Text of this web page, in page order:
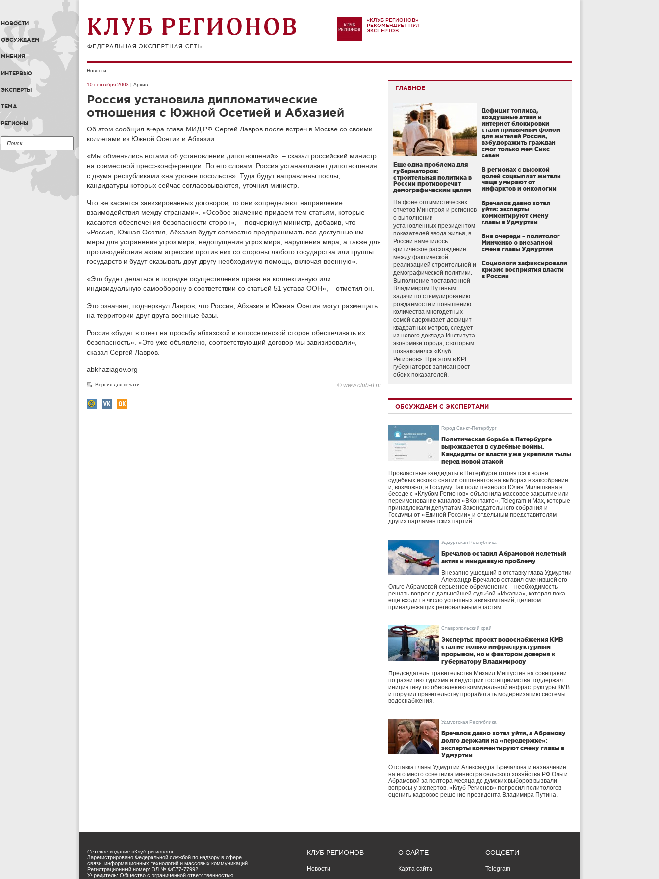
НОВОСТИ
ОБСУЖДАЕМ
МНЕНИЯ
ИНТЕРВЬЮ
ЭКСПЕРТЫ
ТЕМА
РЕГИОНЫ
«КЛУБ РЕГИОНОВ»
РЕКОМЕНДУЕТ ПУЛ
ЭКСПЕРТОВ
Новости
10 сентября 2008 | Архив
Россия установила дипломатические
отношения с Южной Осетией и Абхазией
Об этом сообщил вчера глава МИД РФ Сергей Лавров после встреч в Москве со своими
коллегами из Южной Осетии и Абхазии.
«Мы обменялись нотами об установлении дипотношений», – сказал российский министр
на совместной пресс-конференции. По его словам, Россия устанавливает дипотношения
с двумя республиками «на уровне посольств». Туда будут направлены послы,
кандидатуры которых сейчас согласовываются, уточнил министр.
Что же касается завизированных договоров, то они «определяют направление
взаимодействия между странами». «Особое значение придаем тем статьям, которые
касаются обеспечения безопасности сторон», – подчеркнул министр, добавив, что
«Россия, Южная Осетия, Абхазия будут совместно предпринимать все доступные им
меры для устранения угроз мира, недопущения угроз мира, нарушения мира, а также для
противодействия актам агрессии против них со стороны любого государства или группы
государств и будут оказывать друг другу необходимую помощь, включая военную».
«Это будет делаться в порядке осуществления права на коллективную или
индивидуальную самооборону в соответствии со статьей 51 устава ООН», – отметил он.
Это означает, подчеркнул Лавров, что Россия, Абхазия и Южная Осетия могут размещать
на территории друг друга военные базы.
Россия «будет в ответ на просьбу абхазской и югоосетинской сторон обеспечивать их
безопасность». «Это уже объявлено, соответствующий договор мы завизировали», –
сказал Сергей Лавров.
abkhaziagov.org
Версия для печати © www.club-rf.ru
ГЛАВНОЕ
Еще одна проблема для
губернаторов:
строительная политика в
России противоречит
демографическим целям
На фоне оптимистических
отчетов Минстроя и регионов
о выполнении
установленных президентом
показателей ввода жилья, в
России наметилось
критическое расхождение
между фактической
реализацией строительной и
демографической политики.
Выполнение поставленной
Владимиром Путиным
задачи по стимулированию
рождаемости и повышению
количества многодетных
семей сдерживает дефицит
квадратных метров, следует
из нового доклада Института
экономики города, с которым
познакомился «Клуб
Регионов». При этом в KPI
губернаторов записан рост
обоих показателей.
Дефицит топлива,
воздушные атаки и
интернет блокировки
стали привычным фоном
для жителей России,
взбудоражить граждан
смог только мем Сикс
севен
В регионах с высокой
долей соцвыплат жители
чаще умирают от
инфарктов и онкологии
Бречалов давно хотел
уйти: эксперты
комментируют смену
главы в Удмуртии
Вне очереди – политолог
Минченко о внезапной
смене главы Удмуртии
Социологи зафиксировали
кризис восприятия власти
в России
ОБСУЖДАЕМ С ЭКСПЕРТАМИ
Город Санкт-Петербург
Политическая борьба в Петербурге
вырождается в судебные войны.
Кандидаты от власти уже укрепили тылы
перед новой атакой
Провластные кандидаты в Петербурге готовятся к волне
судебных исков о снятии оппонентов на выборах в заксобрание
и, возможно, в Госдуму. Так политтехнолог Юлия Милешкина в
беседе с «Клубом Регионов» объяснила массовое закрытие или
переименование каналов «ВКонтакте», Telegram и Max, которые
принадлежали депутатам Законодательного собрания и
Госдумы от «Единой России» и отдельным представителям
других парламентских партий.
Удмуртская Республика
Бречалов оставил Абрамовой нелетный
актив и имиджевую проблему
Внезапно ушедший в отставку глава Удмуртии
Александр Бречалов оставил сменившей его
Ольге Абрамовой серьезное обременение – необходимость
решать вопрос с дальнейшей судьбой «Ижавиа», которая пока
еще входит в число успешных авиакомпаний, целиком
принадлежащих региональным властям.
Ставропольский край
Эксперты: проект водоснабжения КМВ
стал не только инфраструктурным
прорывом, но и фактором доверия к
губернатору Владимирову
Председатель правительства Михаил Мишустин на совещании
по развитию туризма и индустрии гостеприимства поддержал
инициативу по обновлению коммунальной инфраструктуры КМВ
и поручил правительству проработать модернизацию системы
водоснабжения.
Удмуртская Республика
Бречалов давно хотел уйти, а Абрамову
долго держали на «передержке»:
эксперты комментируют смену главы в
Удмуртии
Отставка главы Удмуртии Александра Бречалова и назначение
на его место советника министра сельского хозяйства РФ Ольги
Абрамовой за полтора месяца до думских выборов вызвали
вопросы у экспертов. «Клуб Регионов» попросил политологов
оценить кадровое решение президента Владимира Путина.
Сетевое издание «Клуб регионов»
Зарегистрировано Федеральной службой по надзору в сфере
связи, информационных технологий и массовых коммуникаций.
Регистрационный номер: ЭЛ № ФС77-77992
Учредитель: Общество с ограниченной ответственностью
КЛУБ РЕГИОНОВ
Новости
О САЙТЕ
Карта сайта
СОЦСЕТИ
Telegram